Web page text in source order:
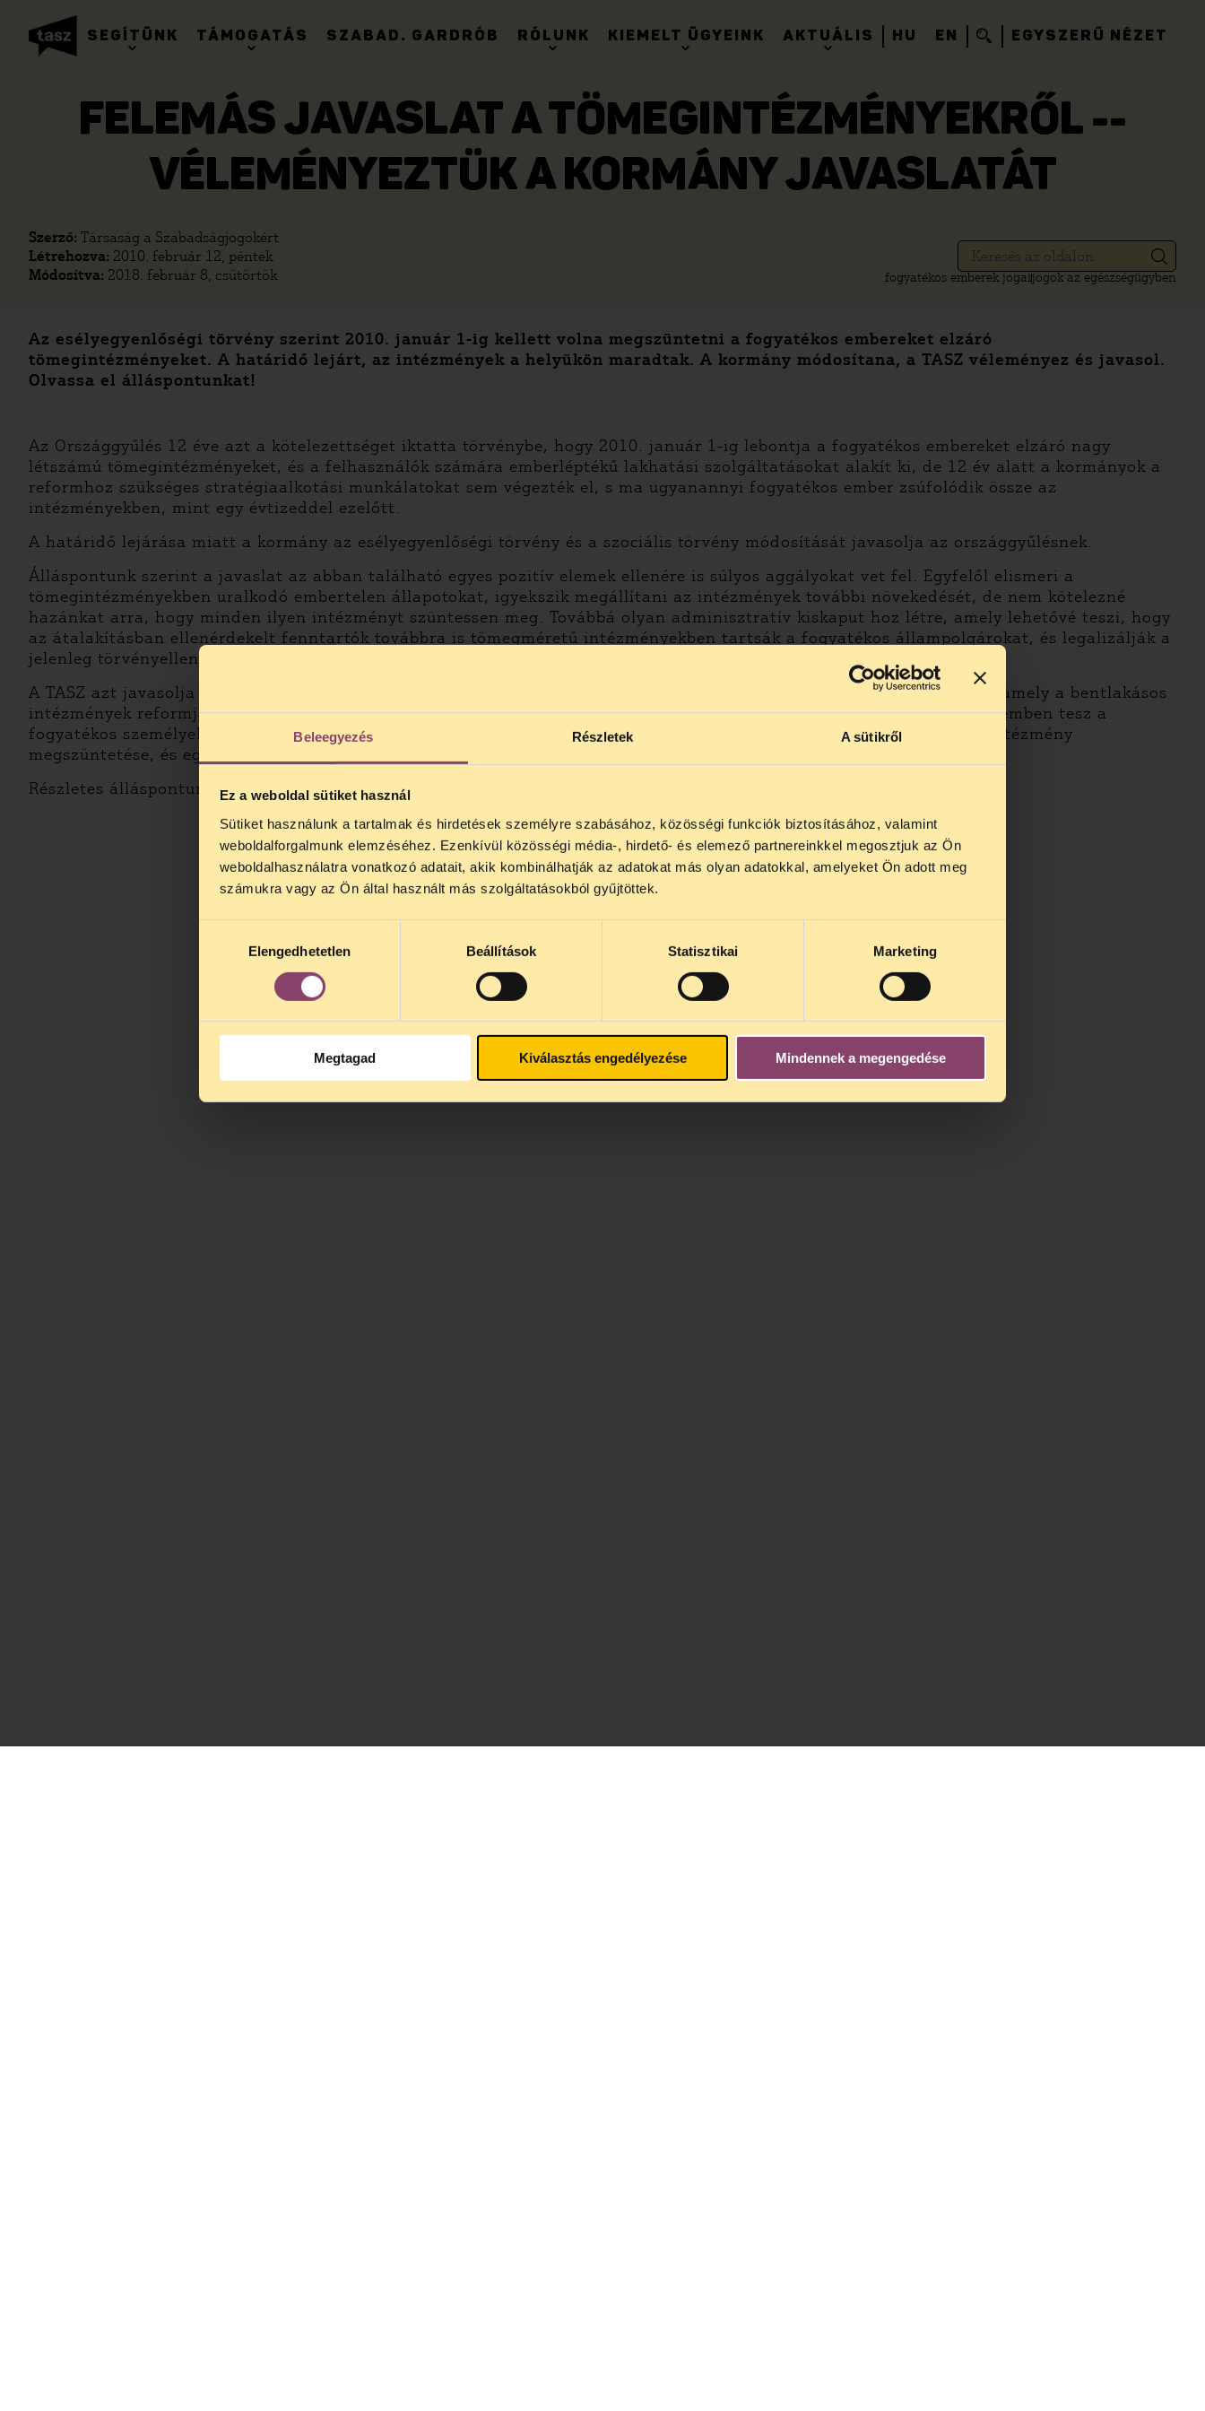
Beleegyezés Részletek A sütikről
Ez a weboldal sütiket használ
Sütiket használunk a tartalmak és hirdetések személyre szabásához, közösségi funkciók biztosításához, valamint
weboldalforgalmunk elemzéséhez. Ezenkívül közösségi média-, hirdető- és elemező partnereinkkel megosztjuk az Ön
weboldalhasználatra vonatkozó adatait, akik kombinálhatják az adatokat más olyan adatokkal, amelyeket Ön adott meg
számukra vagy az Ön által használt más szolgáltatásokból gyűjtöttek.
kiválasztásaElengedhetetlen Beállítások Statisztikai Marketing
Megtagad Kiválasztás engedélyezése Mindennek a megengedése
SEGÍTÜNK TÁMOGATÁS SZABAD. GARDRÓB RÓLUNK KIEMELT ÜGYEINK AKTUÁLIS HU EN EGYSZERŰ NÉZET
FELEMÁS JAVASLAT A TÖMEGINTÉZMÉNYEKRŐL --
VÉLEMÉNYEZTÜK A KORMÁNY JAVASLATÁT
Szerző: Társaság a Szabadságjogokért
Létrehozva: 2010. február 12, péntek
Módosítva: 2018. február 8, csütörtök fogyatékos emberek jogaijogok az egészségügyben
Az esélyegyenlőségi törvény szerint 2010. január 1-ig kellett volna megszüntetni a fogyatékos embereket elzáró
tömegintézményeket. A határidő lejárt, az intézmények a helyükön maradtak. A kormány módosítana, a TASZ véleményez és javasol.
Olvassa el álláspontunkat!
Az Országgyűlés 12 éve azt a kötelezettséget iktatta törvénybe, hogy 2010. január 1-ig lebontja a fogyatékos embereket elzáró nagy
létszámú tömegintézményeket, és a felhasználók számára emberléptékű lakhatási szolgáltatásokat alakít ki, de 12 év alatt a kormányok a
reformhoz szükséges stratégiaalkotási munkálatokat sem végezték el, s ma ugyanannyi fogyatékos ember zsúfolódik össze az
intézményekben, mint egy évtizeddel ezelőtt.
A határidő lejárása miatt a kormány az esélyegyenlőségi törvény és a szociális törvény módosítását javasolja az országgyűlésnek.
Álláspontunk szerint a javaslat az abban található egyes pozitív elemek ellenére is súlyos aggályokat vet fel. Egyfelől elismeri a
tömegintézményekben uralkodó embertelen állapotokat, igyekszik megállítani az intézmények további növekedését, de nem kötelezné
hazánkat arra, hogy minden ilyen intézményt szüntessen meg. Továbbá olyan adminisztratív kiskaput hoz létre, amely lehetővé teszi, hogy
az átalakításban ellenérdekelt fenntartók továbbra is tömegméretű intézményekben tartsák a fogyatékos állampolgárokat, és legalizálják a
jelenleg törvényellenesen magas létszámokat és a sokszor embertelen zsúfoltságot.
A TASZ azt javasolja a Kormánynak, hogy módosítsa az indítványt, és olyan javaslatot terjesszen az Országgyűlés elé, amely a bentlakásos
intézmények reformjával kapcsolatban egyértelmű helyzetet teremt. Olyan jogalkotói munkára van szükség, amely érdemben tesz a
fogyatékos személyek emberi jogainak tiszteletben tartása és minden, a fogyatékos embereket elzáró nagy létszámú intézmény
megszüntetése, és egy a maihoz képest korszerűbb szolgáltatási rendszer kiépítése érdekében.
Részletes álláspontunk innentölthető le.
TELEFONOS JOGSEGÉLY SZÜNET!
Kedves érdeklődő, Tájékoztatjuk, hogy
telefonos jogsegélyünk július 27 és
augusztus 24 között szünetel
. Az első telefonos jogsegély
augusztus 25-én
kedden, 13 és 15 óra között lesz
jogsegely@tasz.hu
alatt is elér minket.